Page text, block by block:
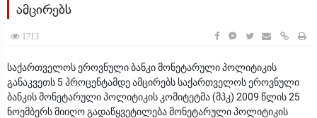
ამცირებს
1713
საქართველოს ეროვნული ბანკი მონეტარული პოლიტიკის
განაკვეთს 5 პროცენტამდე ამცირებს საქართველოს ეროვნული
ბანკის მონეტარული პოლიტიკის კომიტეტმა (მპკ) 2009 წლის 25
ნოემბერს მიიღო გადაწყვეტილება მონეტარული პოლიტიკის